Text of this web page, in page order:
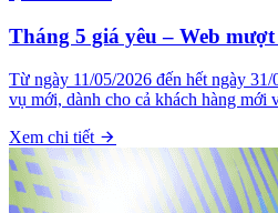
Tháng 5 giá yêu – Web
Từ ngày 11/05/2026 đến hết ngày
vụ mới, dành cho cả khách hàng
Xem chi tiết